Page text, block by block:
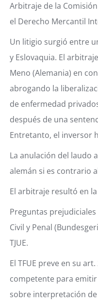
Arbitraje de la
el Derecho Mercantil
Un litigio surgió entre
y Eslovaquia. El
Meno (Alemania) en
abrogando la
de enfermedad
después de una
Entretanto, el inversor
La anulación del laudo
alemán si es contrario
El arbitraje resultó en
Preguntas
Civil y Penal
TJUE.
El TFUE preve en su art.
competente para
sobre interpretación